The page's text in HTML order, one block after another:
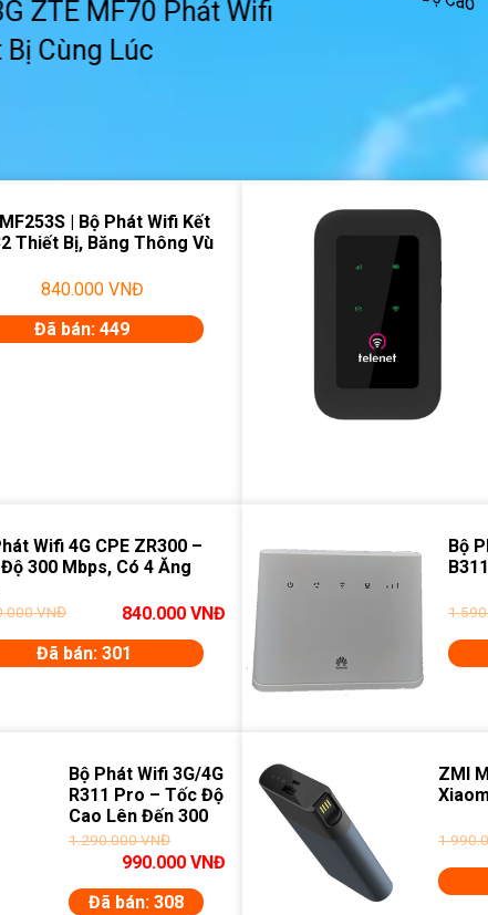
ZTE MF70 Phát Wifi
Cùng Lúc
| Bộ Phát Wifi Kết
Thiết Bị, Băng Thông Vù
840.000VNĐ
Đã bán: 449
Wifi 4G CPE ZR300 –
300 Mbps, Có 4 Ăng
VNĐ 840.000VNĐ
Đã bán: 301
Bộ
Bộ Phát Wifi 3G/4G
R311 Pro – Tốc Độ
Cao Lên Đến 300
Mbps
1.290.000VNĐ
990.000VNĐ
Đã bán: 308
ZMI